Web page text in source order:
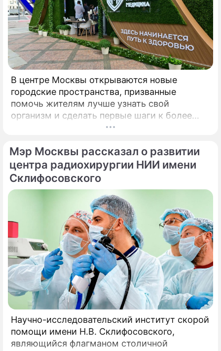
В центре Москвы открываются новые
городские пространства, призванные
помочь жителям лучше узнать свой
организм и сделать первые шаги к более
осознанному отношению к здоровью. Речь
начинают работу на столичных бульварах в
рамках масштабного городского проекта
«Лето в Москве».
Мэр Москвы рассказал о развитии
центра радиохирургии НИИ имени
Склифосовского
Научно-исследовательский институт скорой
помощи имени Н.В. Склифосовского,
являющийся флагманом столичной